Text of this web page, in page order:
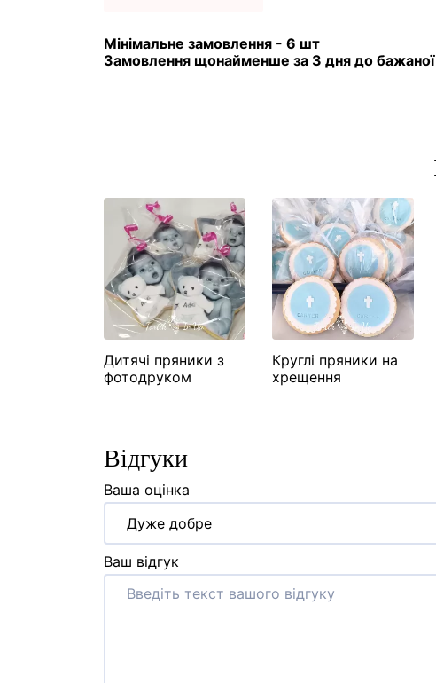
Мінімальне замовлення - 6 шт
Замовлення щонайменше за 3 дня до
Дитячі пряники з
фотодруком
Круглі пряники на
хрещення
Відгуки
Ваша оцінка
Дуже добре
Ваш відгук